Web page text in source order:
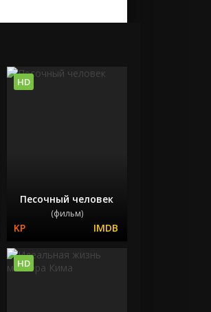
Песочный человек
(фильм)
HD
HD